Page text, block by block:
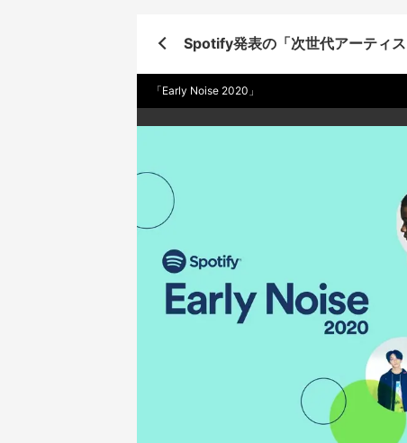
Spotify発表の「次世代アーティ
「Early Noise 2020」